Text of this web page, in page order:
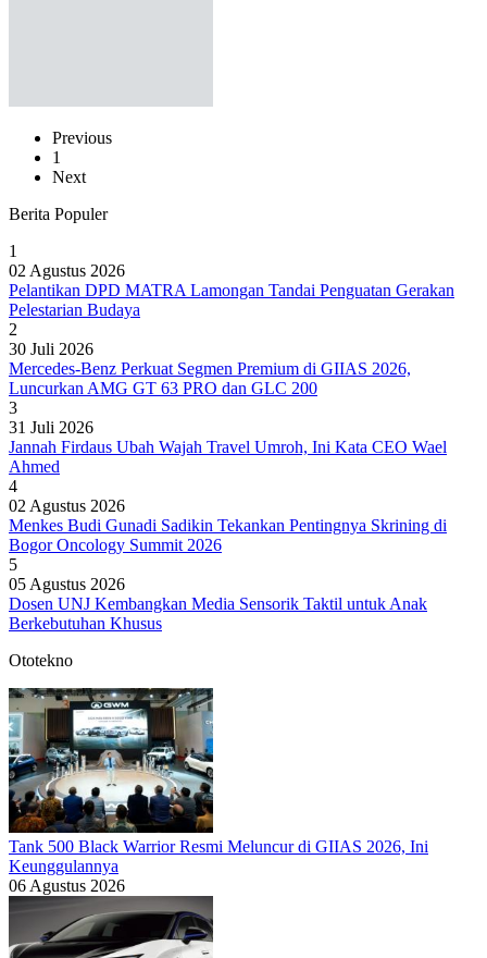
Previous
1
Next
Berita Populer
1
02 Agustus 2026
Pelantikan DPD MATRA Lamongan Tandai Penguatan Gerakan
Pelestarian Budaya
2
30 Juli 2026
Mercedes-Benz Perkuat Segmen Premium di GIIAS 2026,
Luncurkan AMG GT 63 PRO dan GLC 200
3
31 Juli 2026
Jannah Firdaus Ubah Wajah Travel Umroh, Ini Kata CEO Wael
Ahmed
4
02 Agustus 2026
Menkes Budi Gunadi Sadikin Tekankan Pentingnya Skrining di
Bogor Oncology Summit 2026
5
05 Agustus 2026
Dosen UNJ Kembangkan Media Sensorik Taktil untuk Anak
Berkebutuhan Khusus
Ototekno
Tank 500 Black Warrior Resmi Meluncur di GIIAS 2026, Ini
Keunggulannya
06 Agustus 2026